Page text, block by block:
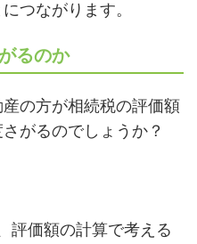
つながります。
るのか
の方が相続税の評価額
がるのでしょうか？
評価額の計算で考える